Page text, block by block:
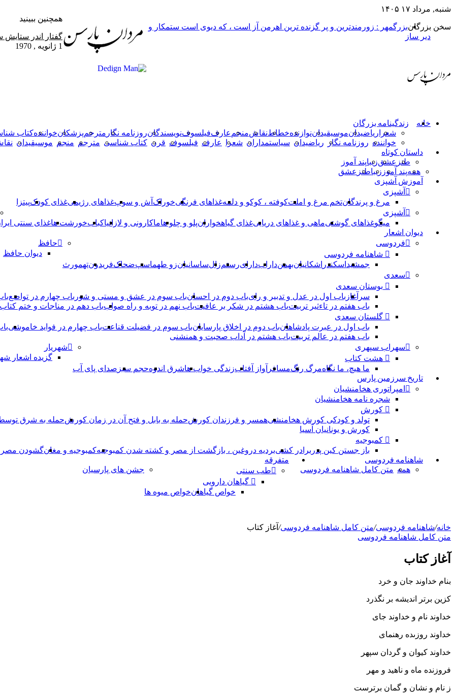
شنبه, مرداد ۱۷ ۱۴۰۵
سخن بزرگانبزرگمهر : زورمندترین و پر گزنده ترین اهرمن آز است ، که دیوی است ستمکار و
دیر ساز
خانه زندگینامه بزرگان
شعرا ریاضیدانموسیقیداننوازندهخطاطنقاشمنجم عارففیلسوفنویسندگانروزنامه نگار مترجمپزشکانخوانندهکتاب
خواننده روزنامه نگار ریاضیدان سیاستمداران شعرا عارف فیلسوف قرن کتاب شناسی مترجم منجم موسیقیدان
داستان کوتاه
طنز عشقزیباپند آموز
همهپند آموز زیباطنز عشق
آموزش آشپزی
آشپزی
مرغ و پرندگانتخم مرغ و املتکوفته ، کوکو و دلمهغذاهای فرنگیخوراک آش و سوپغذاهای رژیمیغذای کودکپیتزا
آشپزی
میگوغذاهای گوشتیماهی و غذاهای دریاییغذای گیاهخوارانپلو و چلو هاماکارونی و لازانیاکبابخورشت هاغذای سنتی
دیوان اشعار
فردوسی
شاهنامه فردوسی
جمشید اسکندر اشکانیانبهمندارابدارایرستمزالساسانیانزو طهماسپ‏ضحاکفریدونتهمورث
حافظ
دیوان حافظ
سعدی
بوستان سعدی
سرآغاز باب اول در عدل و تدبیر و رایباب دوم در احسانباب سوم در عشق و مستی و شور باب چهارم در تواضع
باب هفتم در تاءثیر تربیتباب هشتم در شکر بر عافیتباب نهم در توبه و راه صوابباب دهم در مناجات و ختم کتاب
گلستان سعدی
باب اول در عبرت پادشاهانباب دوم در اخلاق پارسایانباب سوم در فضیلت قناعتباب چهارم در فواید خاموشى
باب هفتم در عالم تربیتباب هشتم در آداب صحبت و همنشنى
سهراب سپهری
هشت کتاب
ما هیچ، ما نگاهمرگ رنگمسافر آواز آفتابزندگی خواب هاشرق اندوهحجم سبز صدای پای آب
شهریار
گزیده اشعار
تاریخ سرزمین پارس
امپراتوری هخامنشیان
شجره نامه هخامنشیان
کورش
تولد و کودکی کورش هخامنشیهمسر و فرزندان کورشحمله به بابل و فتح آن در زمان کورشحمله به شرق
کورش و یونانیان آسیا
کمبوجیه
باز جستن کین پدر برادر کشیبردیه دروغین ، بازگشت از مصر و کشته شدن کمبوجیهکمبوجیه و مغانگشودن مصر
شاهنامه فردوسی
همه متن کامل شاهنامه فردوسی
متفرقه
طب سنتی
گیاهان دارویی
خواص گیاهانخواص میوه ها
جشن های پارسیان
خانه/شاهنامه فردوسی/متن کامل شاهنامه فردوسی/ آغاز کتاب‏
متن کامل شاهنامه فردوسی
آغاز کتاب‏
بنام خداوند جان و خرد
کزین برتر اندیشه بر نگذرد
خداوند نام و خداوند جاى
خداوند روزى‏ده رهنماى‏
خداوند کیوان و گردان سپهر
فروزنده ماه و ناهید و مهر
ز نام و نشان و گمان برترست
همچنین ببینید
گفتار اندر
1 ژانویه , 1970
فیس
بوک
X
واتس
آپ
تلگرام
وایبر
دکمه
بازگشت